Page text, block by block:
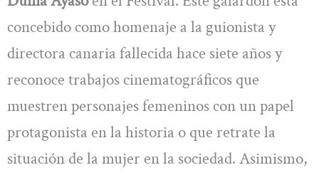
concebido como homenaje a la guionista y
directora canaria fallecida hace siete años y
reconoce trabajos cinematográficos que
muestren personajes femeninos con un papel
protagonista en la historia o que retrate la
situación de la mujer en la sociedad. Asimismo,